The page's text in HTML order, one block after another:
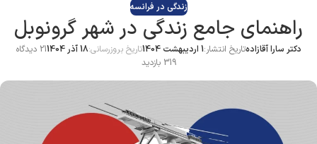
زندگی در فرانسه
راهنمای جامع زندگی در شهر گرونوبل
دکتر سارا آقازادهتاریخ انتشار:1 اردیبهشت 1404 تاریخ بروزرسانی:18 آذر 1404
21 دیدگاه
319 بازدید